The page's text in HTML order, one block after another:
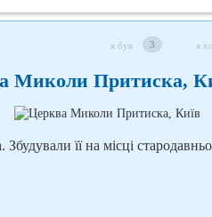
я був 3 я
Миколи Притиска,
її на місці